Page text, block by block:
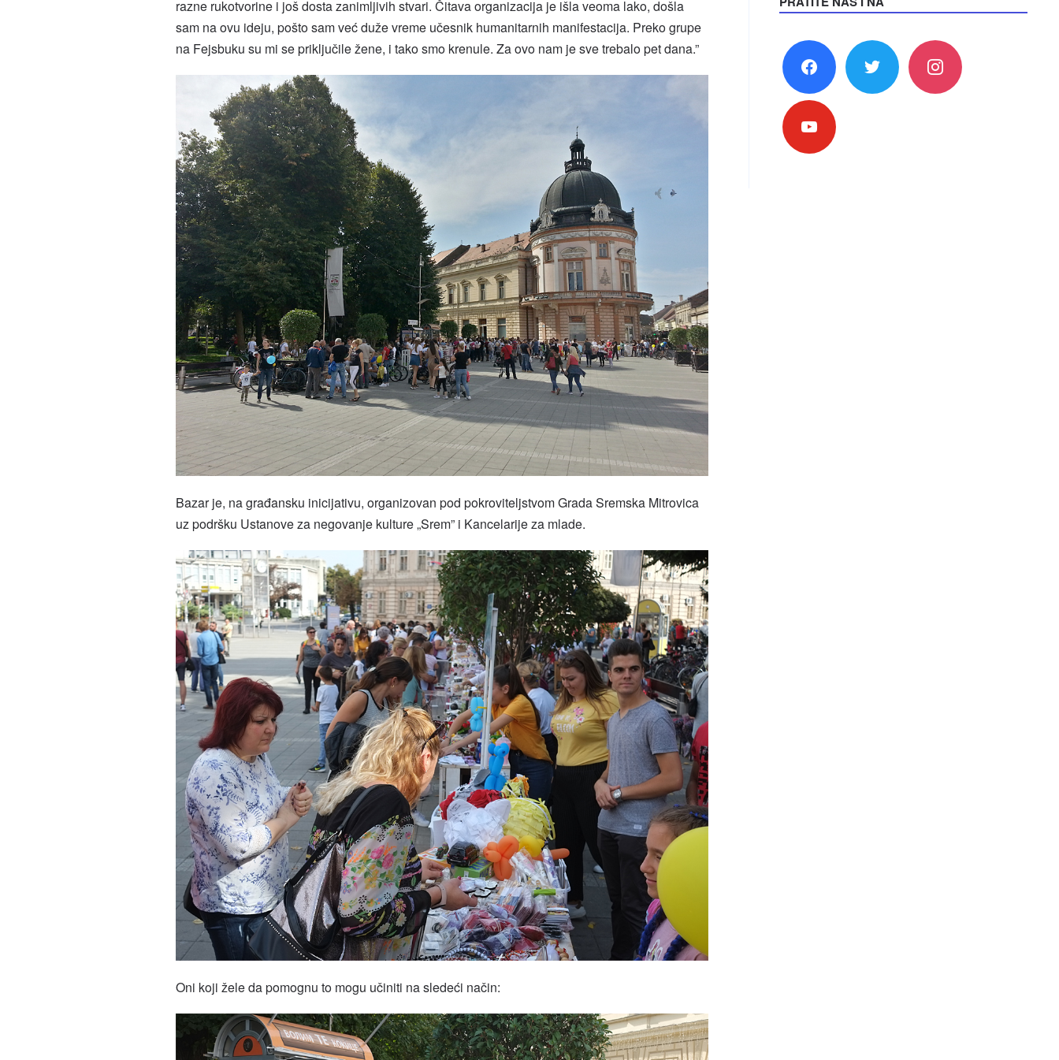
razne rukotvorine i još dosta zanimljivih stvari. Čitava organizacija je išla veoma lako, došla
sam na ovu ideju, pošto sam već duže vreme učesnik humanitarnih manifestacija. Preko grupe
na Fejsbuku su mi se priključile žene, i tako smo krenule. Za ovo nam je sve trebalo pet dana.”
Bazar je, na građansku inicijativu, organizovan pod pokroviteljstvom Grada Sremska Mitrovica
uz podršku Ustanove za negovanje kulture „Srem” i Kancelarije za mlade.
Oni koji žele da pomognu to mogu učiniti na sledeći način:
facebook twitter instagram
youtube